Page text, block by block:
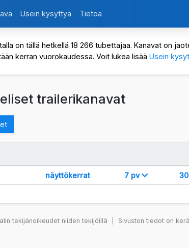
Usein kysyttyä Tietoa
on tällä hetkellä 18 266 tubettajaa. Kanavat on
kerran vuorokaudessa. Voit lukea lisää Usein
trailerikanavat
näyttökerrat 7 pv
tekijänoikeudet niiden tekijöillä Sivuston tiedot on